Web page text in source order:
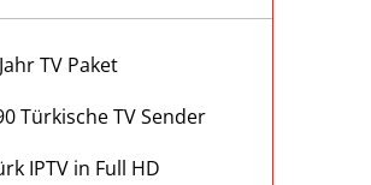
TV Paket
Türkische TV Sender
IPTV in Full HD